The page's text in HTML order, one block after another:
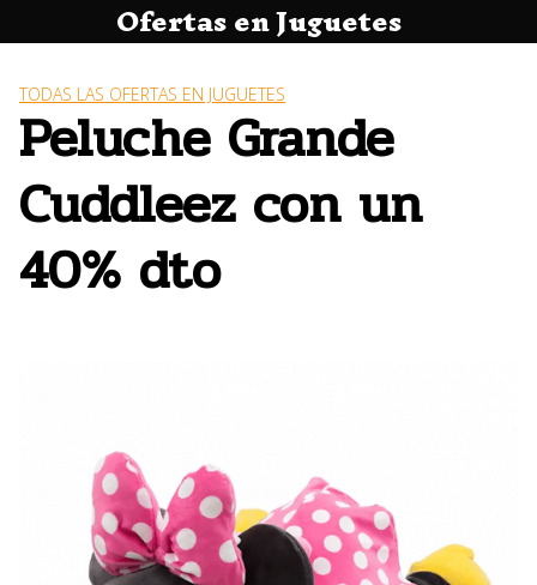
al
Ofertas en Juguetes
TODAS LAS OFERTAS EN JUGUETES
Peluche Grande
Cuddleez con un
40% dto